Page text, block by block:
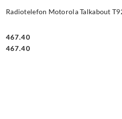
Radiotelefon Motorola Talkabout
Cena:
467.40
Cena:
467.40